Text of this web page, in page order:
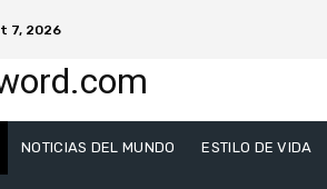
7, 2026
NOTICIAS DEL MUNDO ESTILO DE VIDA